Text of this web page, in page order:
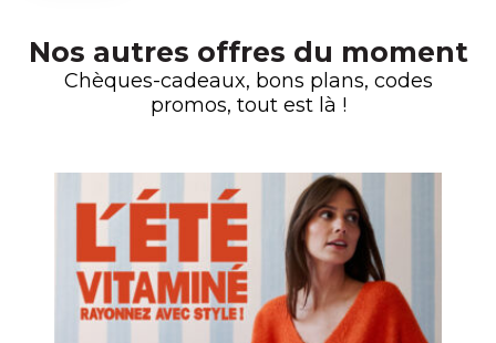
Nos autres offres du moment
Chèques-cadeaux, bons plans, codes
promos, tout est là !